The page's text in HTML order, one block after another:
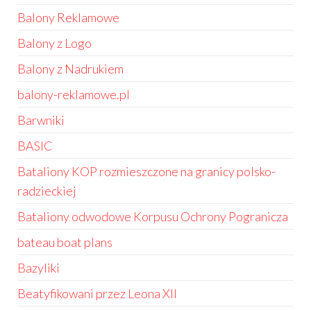
Balony Reklamowe
Balony z Logo
Balony z Nadrukiem
balony-reklamowe.pl
Barwniki
BASIC
Bataliony KOP rozmieszczone na granicy polsko-
radzieckiej
Bataliony odwodowe Korpusu Ochrony Pogranicza
bateau boat plans
Bazyliki
Beatyfikowani przez Leona XII